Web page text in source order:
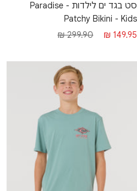
סט בגד ים לילדות - Paradise
Patchy Bikini - Kids
מחיר
149.95 ₪
מחיר
299.90 ₪